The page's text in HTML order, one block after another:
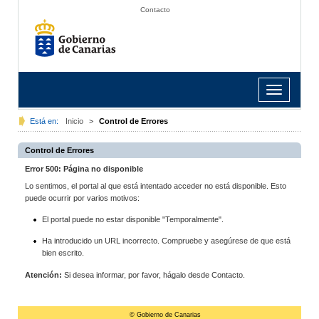
Contacto
Toggle
navigation
Está en: Inicio > Control de Errores
Control de Errores
Error 500: Página no disponible
Lo sentimos, el portal al que está intentado acceder no está disponible. Esto
puede ocurrir por varios motivos:
El portal puede no estar disponible "Temporalmente".
Ha introducido un URL incorrecto. Compruebe y asegúrese de que está
bien escrito.
Atención: Si desea informar, por favor, hágalo desde Contacto.
© Gobierno de Canarias